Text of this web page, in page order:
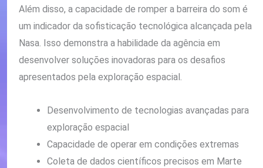
Além disso, a capacidade de romper a barreira do som é
um indicador da sofisticação tecnológica alcançada pela
Nasa. Isso demonstra a habilidade da agência em
desenvolver soluções inovadoras para os desafios
apresentados pela exploração espacial.
Desenvolvimento de tecnologias avançadas para
exploração espacial
Capacidade de operar em condições extremas
Coleta de dados científicos precisos em Marte